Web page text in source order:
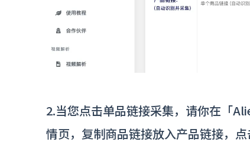
2.当您点击单品链接采集，请你在「
情页，复制商品链接放入产品链接，